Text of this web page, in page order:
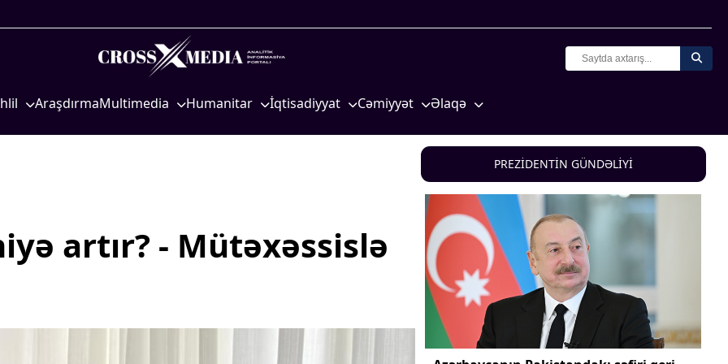
AraşdırmaMultimedia Humanitar
Mədəniyyətimizin Zəfəri
İqtisadiyyat
Kənd təsərrüfatı
Cəmiyyət
Məhkəmə və hüquq
Zəfər - 5
Gənclər və İdman
Media və QHT
Əlaqə
artır? - Mütəxəssislə
PREZİDENTİN GÜNDƏLİYİ